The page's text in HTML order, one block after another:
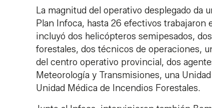
La magnitud del operativo desplegado da
Plan Infoca, hasta 26 efectivos
incluyó dos helicópteros semipesados,
forestales, dos técnicos de operaciones,
del centro operativo provincial, dos
Meteorología y Transmisiones, una
Unidad Médica de Incendios Forestales.